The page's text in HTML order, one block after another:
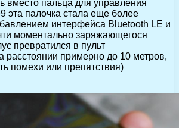
вместо пальца для управления
эта палочка стала еще более
интерфейса Bluetooth LE и
моментально заряжающегося
превратился в пульт
расстоянии примерно до 10 метров,
помехи или препятствия)